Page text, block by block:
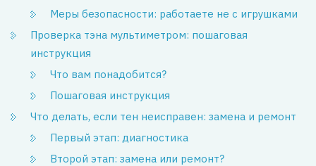
Меры безопасности: работаете не с игрушками
Проверка тэна мультиметром: пошаговая
инструкция
Что вам понадобится?
Пошаговая инструкция
Что делать, если тен неисправен: замена и ремонт
Первый этап: диагностика
Второй этап: замена или ремонт?